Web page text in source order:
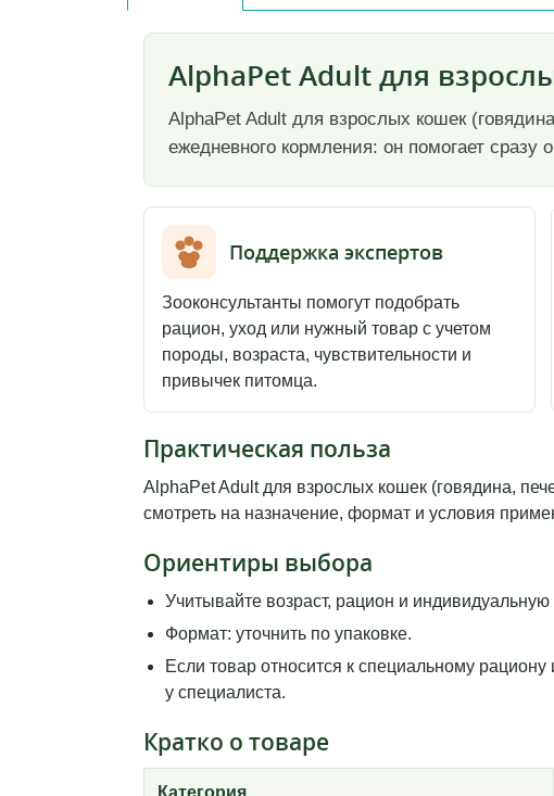
AlphaPet Adult для
AlphaPet Adult для взрослых кошек
ежедневного кормления: он помогает сразу
Поддержка экспертов
Зооконсультанты помогут подобрать
рацион, уход или нужный товар с учетом
породы, возраста, чувствительности и
привычек питомца.
Практическая польза
AlphaPet Adult для взрослых кошек (говядина,
смотреть на назначение, формат и условия
Ориентиры выбора
Учитывайте возраст, рацион и индивидуальную
Формат: уточнить по упаковке.
Если товар относится к специальному
у специалиста.
Кратко о товаре